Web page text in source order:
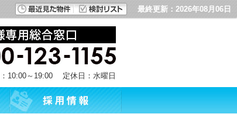
最終更新：2026年08月06日
10:00～19:00 定休日：水曜日